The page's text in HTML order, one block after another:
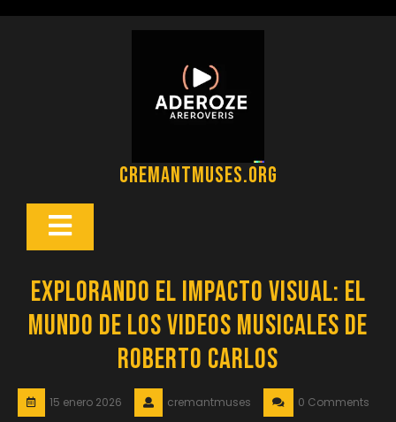
cremantmuses.org
Botón
Explorando el Impacto Visual: El
Mundo de los Videos Musicales de
Roberto Carlos
15 enero 2026 cremantmuses 0 Comments